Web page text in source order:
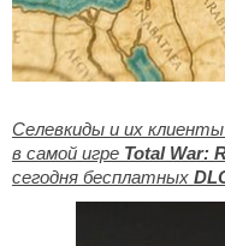
Селевкиды и их клиенты
в самой игре Total War:
сегодня бесплатных